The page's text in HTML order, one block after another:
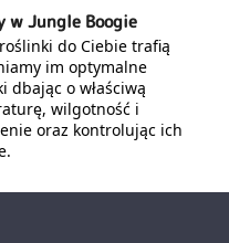
w Jungle Boogie
do Ciebie trafią
im optymalne
dbając o właściwą
wilgotność i
oraz kontrolując ich